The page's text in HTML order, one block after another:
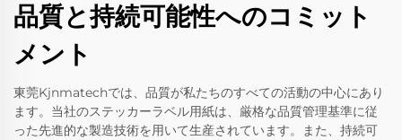
品質と持続可能性へのコミット
メント
東莞Kjnmatechでは、品質が私たちのすべての活動の中心にあり
ます。当社のステッカーラベル用紙は、厳格な品質管理基準に従
った先進的な製造技術を用いて生産されています。また、持続可